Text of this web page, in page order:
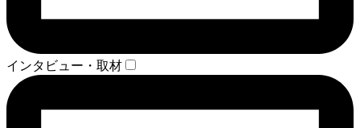
インタビュー・取材